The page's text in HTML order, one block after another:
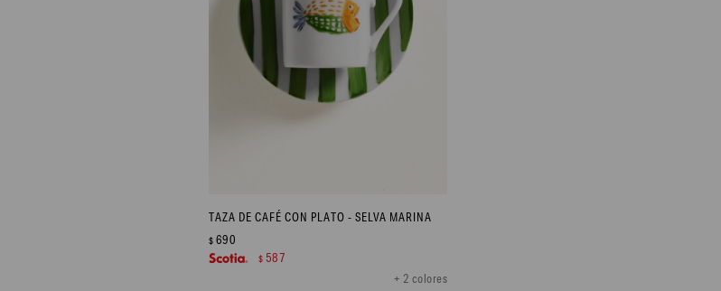
TAZA DE CAFÉ CON PLATO - SELVA MARINA
+ 2 colores
$ 690
$ 587